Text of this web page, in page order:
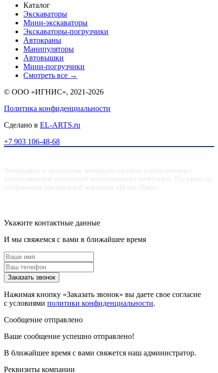
Каталог
Экскаваторы
Мини-экскаваторы
Экскаваторы-погрузчики
Автокраны
Манипуляторы
Автовышки
Мини-погрузчики
Смотреть все →
© ООО «ИГНИС», 2021-2026
Политика конфиденциальности
Сделано в EL-ARTS.ru
+7 903 106-48-68
Фотографии и визуальные материалы на сайте сгенерированы с
использованием технологий искусственного интеллекта. Все права на
изображения принадлежат компании «Игнис-Парк».
Укажите контактные данные
И мы свяжемся с вами в ближайшее время
Заказать звонок
Нажимая кнопку «Заказать звонок» вы даете свое согласие
с условиями политики конфиденциальности.
Сообщение отправлено
Ваше сообщение успешно отправлено!
В ближайшее время с вами свяжется наш администратор.
Реквизиты компании